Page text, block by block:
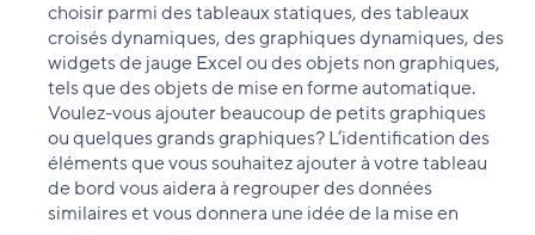
choisir parmi des tableaux statiques, des tableaux
croisés dynamiques, des graphiques dynamiques, des
widgets de jauge Excel ou des objets non graphiques,
tels que des objets de mise en forme automatique.
Voulez-vous ajouter beaucoup de petits graphiques
ou quelques grands graphiques? L’identification des
éléments que vous souhaitez ajouter à votre tableau
de bord vous aidera à regrouper des données
similaires et vous donnera une idée de la mise en